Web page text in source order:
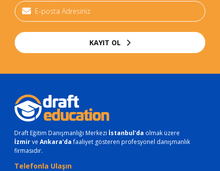
KAYIT OL
Draft Eğitim Danışmanlığı Merkezi İstanbul'da olmak üzere
İzmirve Ankara'dafaaliyet gösteren profesyonel danışmanlık
firmasıdır.
Telefonla Ulaşın